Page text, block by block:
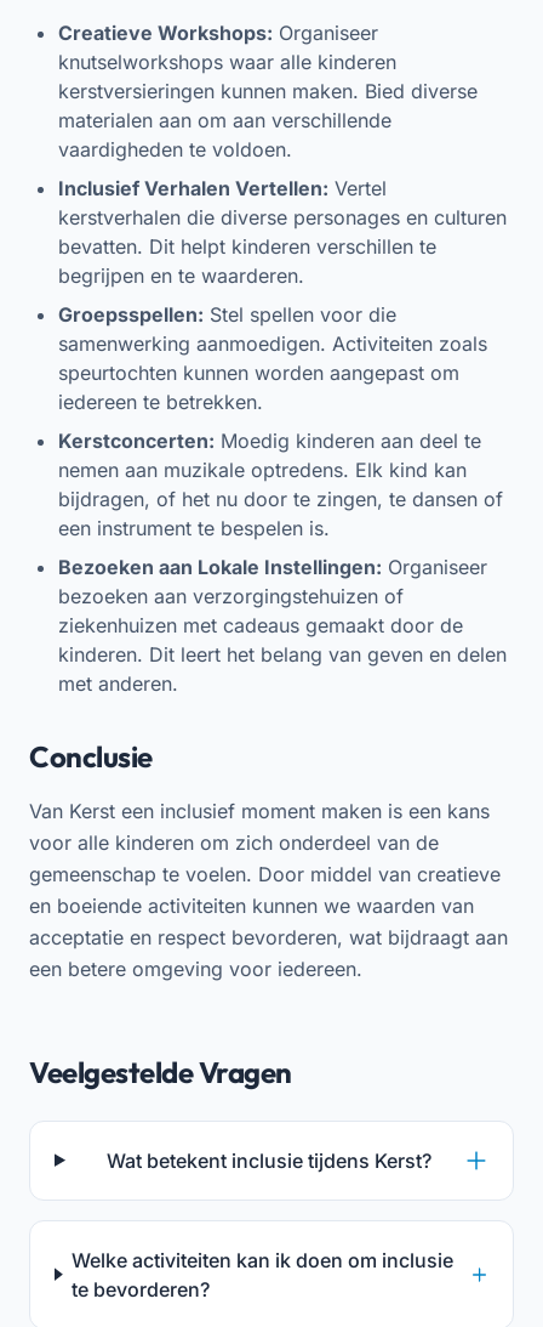
Creatieve Workshops: Organiseer
knutselworkshops waar alle kinderen
kerstversieringen kunnen maken. Bied diverse
materialen aan om aan verschillende
vaardigheden te voldoen.
Inclusief Verhalen Vertellen: Vertel
kerstverhalen die diverse personages en culturen
bevatten. Dit helpt kinderen verschillen te
begrijpen en te waarderen.
Groepsspellen: Stel spellen voor die
samenwerking aanmoedigen. Activiteiten zoals
speurtochten kunnen worden aangepast om
iedereen te betrekken.
Kerstconcerten: Moedig kinderen aan deel te
nemen aan muzikale optredens. Elk kind kan
bijdragen, of het nu door te zingen, te dansen of
een instrument te bespelen is.
Bezoeken aan Lokale Instellingen: Organiseer
bezoeken aan verzorgingstehuizen of
ziekenhuizen met cadeaus gemaakt door de
kinderen. Dit leert het belang van geven en delen
met anderen.
Conclusie
Van Kerst een inclusief moment maken is een kans
voor alle kinderen om zich onderdeel van de
gemeenschap te voelen. Door middel van creatieve
en boeiende activiteiten kunnen we waarden van
acceptatie en respect bevorderen, wat bijdraagt aan
een betere omgeving voor iedereen.
Veelgestelde Vragen
Wat betekent inclusie tijdens Kerst?
Welke activiteiten kan ik doen om inclusie
te bevorderen?